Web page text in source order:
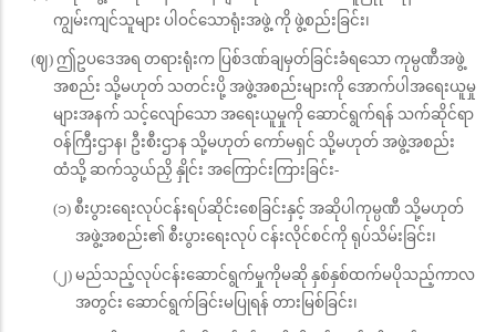
ကျွမ်းကျင်သူများ ပါဝင်သောရုံးအဖွဲ့ ကို ဖွဲ့စည်းခြင်း၊
(ဈ) ဤဥပဒေအရ တရားရုံးက ပြစ်ဒဏ်ချမှတ်ခြင်းခံရသော ကုမ္ပဏီအဖွဲ့
အစည်း သို့မဟုတ် သတင်းပို့ အဖွဲ့အစည်းများကို အောက်ပါအရေးယူမှု
များအနက် သင့်လျော်သော အရေးယူမှုကို ဆောင်ရွက်ရန် သက်ဆိုင်ရာ
ဝန်ကြီးဌာန၊ ဦးစီးဌာန သို့မဟုတ် ကော်မရှင် သို့မဟုတ် အဖွဲ့အစည်း
ထံသို့ ဆက်သွယ်ညှိ နှိုင်း အကြောင်းကြားခြင်း-
(၁) စီးပွားရေးလုပ်ငန်းရပ်ဆိုင်းစေခြင်းနှင့် အဆိုပါကုမ္ပဏီ သို့မဟုတ်
အဖွဲ့အစည်း၏ စီးပွားရေးလုပ် ငန်းလိုင်စင်ကို ရုပ်သိမ်းခြင်း၊
(၂) မည်သည့်လုပ်ငန်းဆောင်ရွက်မှုကိုမဆို နှစ်နှစ်ထက်မပိုသည့်ကာလ
အတွင်း ဆောင်ရွက်ခြင်းမပြုရန် တားမြစ်ခြင်း၊